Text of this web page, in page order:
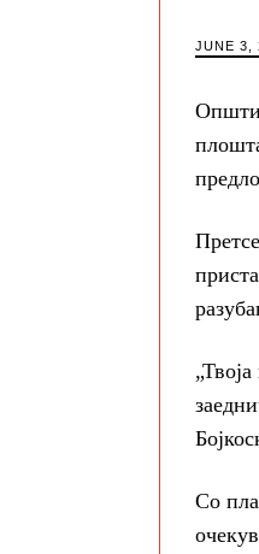
JUNE 3,
Со